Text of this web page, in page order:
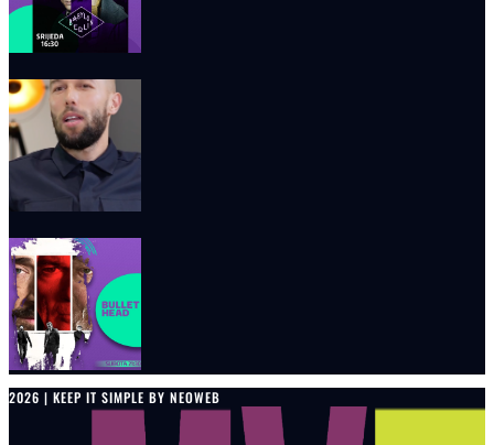
2026 | KEEP IT SIMPLE BY NEOWEB